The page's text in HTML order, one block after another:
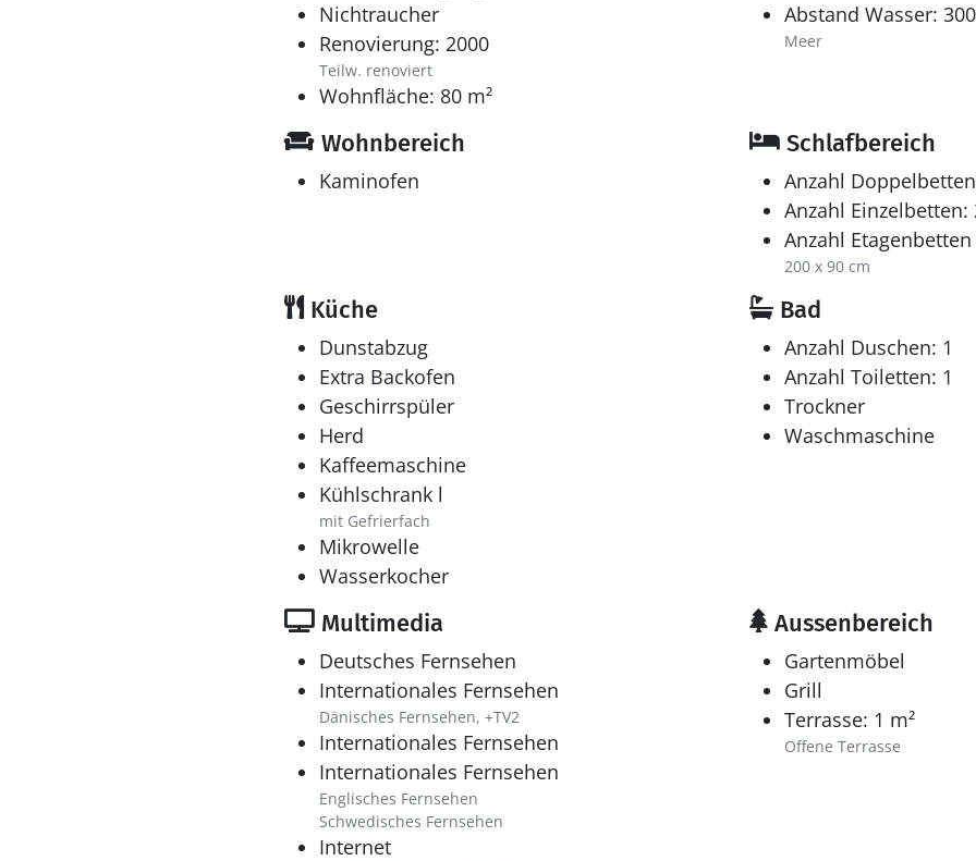
Nichtraucher
Renovierung: 2000
Teilw. renoviert
Wohnfläche: 80 m²
Abstand Wasser:
Meer
Wohnbereich
Kaminofen
Schlafbereich
Anzahl
Anzahl Einzelbetten:
Anzahl Etagenbetten
200 x 90 cm
Küche
Dunstabzug
Extra Backofen
Geschirrspüler
Herd
Kaffeemaschine
Kühlschrank l
mit Gefrierfach
Mikrowelle
Wasserkocher
Bad
Anzahl Duschen: 1
Anzahl Toiletten: 1
Trockner
Waschmaschine
Multimedia
Deutsches Fernsehen
Internationales Fernsehen
Dänisches Fernsehen, +TV2
Internationales Fernsehen
Internationales Fernsehen
Englisches Fernsehen
Schwedisches Fernsehen
Internet
Aussenbereich
Gartenmöbel
Grill
Terrasse: 1 m²
Offene Terrasse